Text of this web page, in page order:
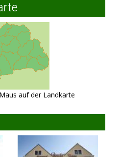
auf der Landkarte